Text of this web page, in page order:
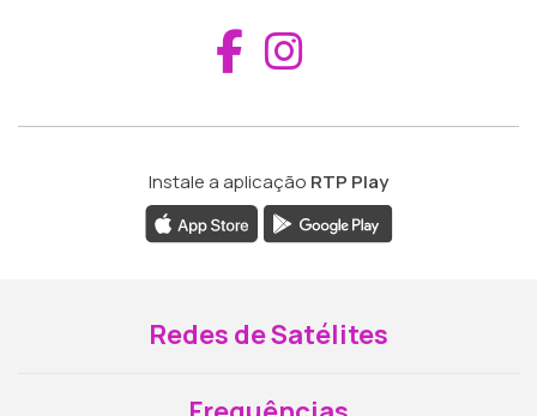
Aceder ao
Instale a aplicação RTP Play
Redes de Satélites